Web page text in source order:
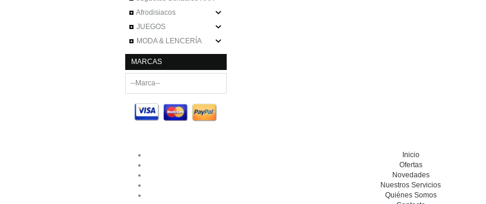
Afrodisiacos
JUEGOS
MODA & LENCERÍA
MARCAS
Inicio
Ofertas
Novedades
Nuestros Servicios
Quiénes Somos